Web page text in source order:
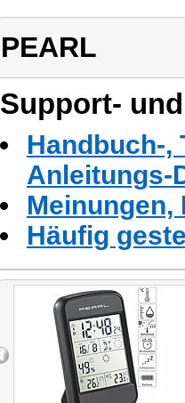
PEARL
Support-
Handbuch-,
Anleitungs-
Häufig